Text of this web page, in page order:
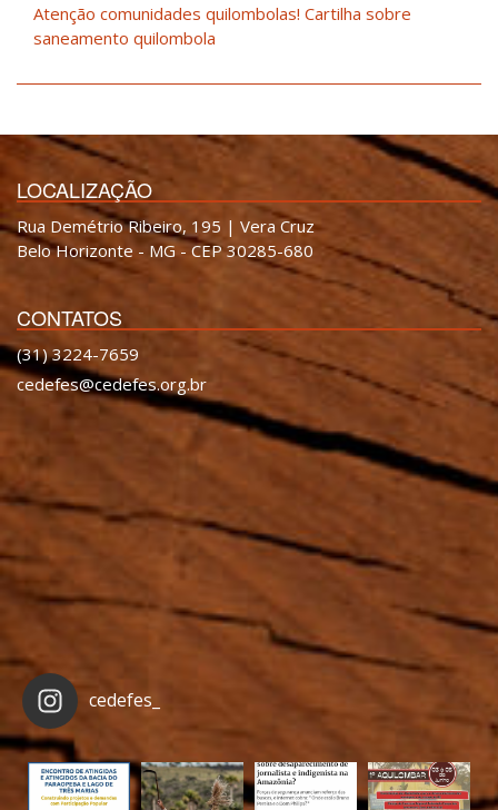
Atenção comunidades quilombolas! Cartilha sobre
saneamento quilombola
LOCALIZAÇÃO
Rua Demétrio Ribeiro, 195 | Vera Cruz
Belo Horizonte - MG - CEP 30285-680
CONTATOS
(31) 3224-7659
cedefes@cedefes.org.br
cedefes_